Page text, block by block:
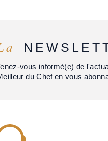
vous informé(e) de
du Chef en vous